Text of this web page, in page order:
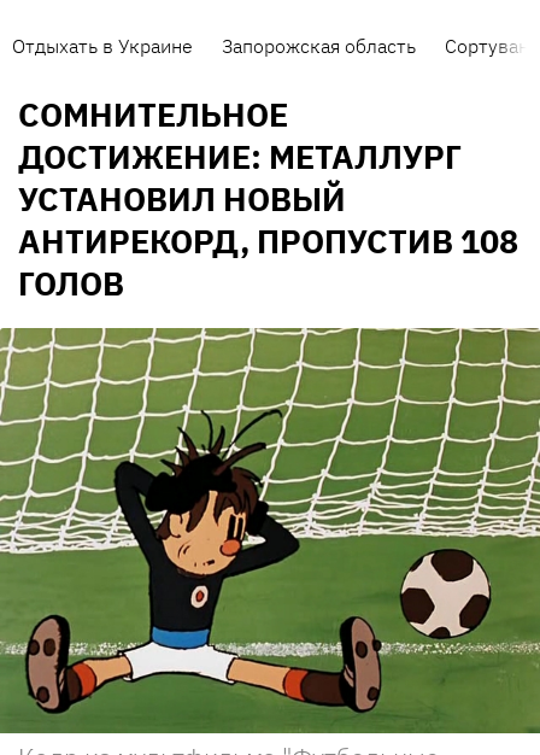
Отдыхать в Украине Запорожская область
СОМНИТЕЛЬНОЕ
ДОСТИЖЕНИЕ: МЕТАЛЛУРГ
УСТАНОВИЛ НОВЫЙ
АНТИРЕКОРД, ПРОПУСТИВ 108
ГОЛОВ